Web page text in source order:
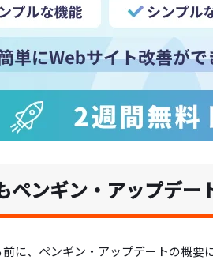
ペンギン・アップデー
に、ペンギン・アップデートの概要